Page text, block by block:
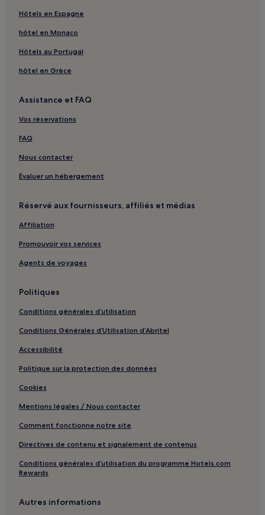
Brooklyn Heights : hôtels
Cleveland : Gîtes
Cleveland : Appart’hôtels
Cleveland : hôtels 2 étoiles
Elyria : hôtels Hôtels avec piscine
Elyria : hôtels Hôtels avec petit-déjeuner gratuit
Ashtabula : hôtels Hôtels avec parking
Independence : hôtels Hôtels avec petit-déjeuner gratuit
Geneva : hôtels Hôtels avec cuisine
Geneva : hôtels Hôtels acceptant les animaux de
Medina : hôtels 2 étoiles
Westlake : hôtels Hôtels avec parking
Westlake : hôtels Hôtels d’affaires
Ashland : hôtels Hôtels d’affaires
Beachwood : hôtels Hôtels avec petit-déjeuner gratuit
Beachwood : hôtels Hôtels familiaux
Hôtels en Espagne
hôtel en Monaco
Hôtels au Portugal
hôtel en Grèce
Assistance et FAQ
Vos réservations
FAQ
Nous contacter
Évaluer un hébergement
Réservé aux fournisseurs, affiliés et médias
Affiliation
Promouvoir vos services
Agents de voyages
Politiques
Conditions générales d’utilisation
Conditions Générales d’Utilisation d’Abritel
Accessibilité
Politique sur la protection des données
Cookies
Mentions légales / Nous contacter
Comment fonctionne notre site
Directives de contenu et signalement de contenus
Conditions générales d’utilisation du programme Hotels.com
Rewards
Autres informations